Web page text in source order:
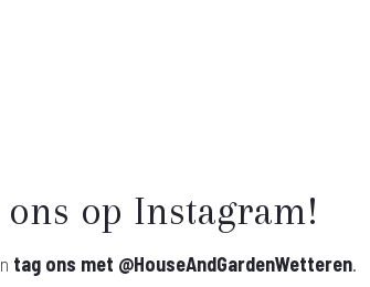
ons op Instagram!
tag ons met @HouseAndGardenWetteren.